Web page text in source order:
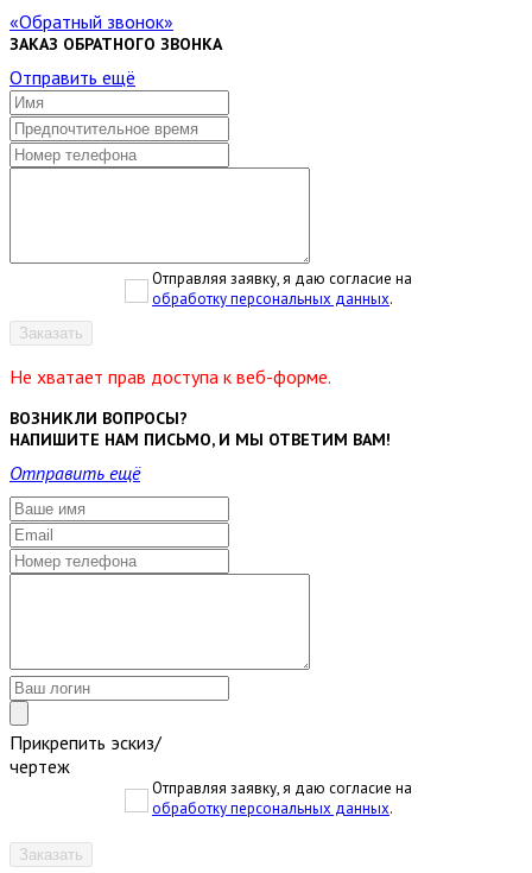
Обратный звонок
ЗАКАЗ ОБРАТНОГО ЗВОНКА
Отправить ещё
Отправляя заявку, я даю согласие на
обработку персональных данных.
Заказать
Не хватает прав доступа к веб-форме.
ВОЗНИКЛИ ВОПРОСЫ?
НАПИШИТЕ НАМ ПИСЬМО, И МЫ ОТВЕТИМ ВАМ!
Отправить ещё
Прикрепить эскиз/
чертеж
Отправляя заявку, я даю согласие на
обработку персональных данных.
Заказать